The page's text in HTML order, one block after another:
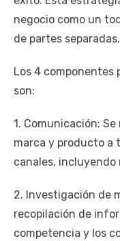
negocio como un
de partes separadas.
Los 4 componentes
son:
1. Comunicación:
marca y producto a
canales,
2. Investigación de
recopilación de
competencia y los